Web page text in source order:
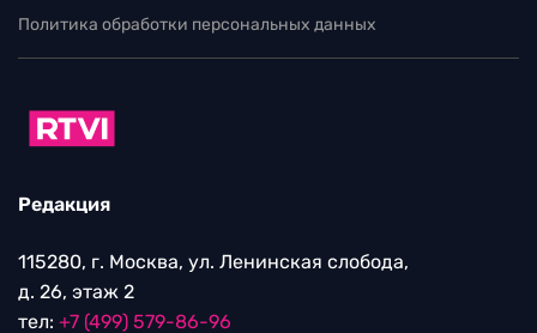
Политика обработки персональных данных
Редакция
115280, г. Москва, ул. Ленинская слобода,
д. 26, этаж 2
тел: +7 (499) 579-86-96